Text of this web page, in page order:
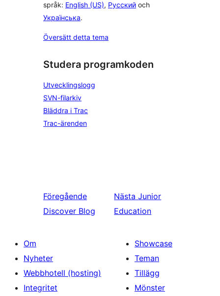
språk: English (US), Русский och
Українська.
Översätt detta tema
Studera programkoden
Utvecklingslogg
SVN-filarkiv
Bläddra i Trac
Trac-ärenden
Föregående
Discover Blog
Nästa Junior
Education
Om
Nyheter
Webbhotell (hosting)
Integritet
Showcase
Teman
Tillägg
Mönster